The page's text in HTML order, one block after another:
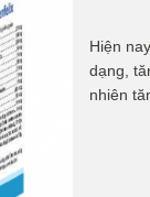
Hiện
dạng,
nhiên